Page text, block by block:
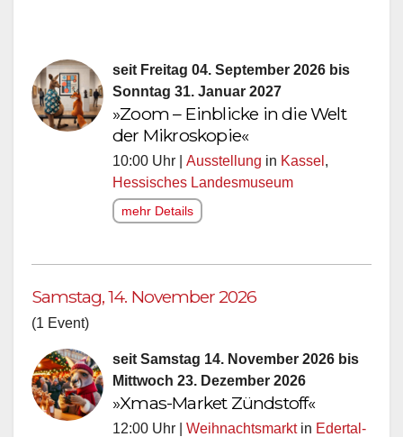
seit Freitag 04. September 2026 bis
Sonntag 31. Januar 2027
»Zoom – Einblicke in die Welt
der Mikroskopie«
10:00 Uhr | Ausstellung in Kassel ,
Hessisches Landesmuseum
mehr Details
Samstag, 14. November 2026
(1 Event)
seit Samstag 14. November 2026 bis
Mittwoch 23. Dezember 2026
»Xmas-Market Zündstoff«
12:00 Uhr | Weihnachtsmarktin Edertal-